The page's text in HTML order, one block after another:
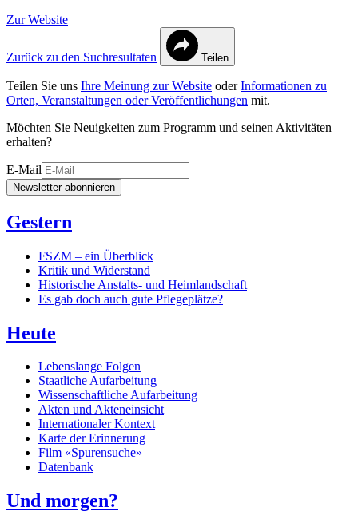
Zur Website
Zurück zu den Suchresultaten Teilen
Teilen Sie uns Ihre Meinung zur Website oderInformationen zu
Orten, Veranstaltungen oder Veröffentlichungen mit.
Möchten Sie Neuigkeiten zum Programm und seinen Aktivitäten
erhalten?
E-Mail
Newsletter abonnieren
Gestern
FSZM – ein Überblick
Kritik und Widerstand
Historische Anstalts- und Heimlandschaft
Es gab doch auch gute Pflegeplätze?
Heute
Lebenslange Folgen
Staatliche Aufarbeitung
Wissenschaftliche Aufarbeitung
Akten und Akteneinsicht
Internationaler Kontext
Karte der Erinnerung
Film «Spurensuche»
Datenbank
Und morgen?